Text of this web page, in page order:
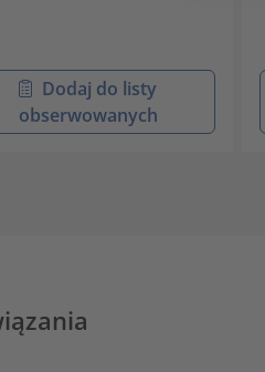
Dodaj do listy
obserwowanych